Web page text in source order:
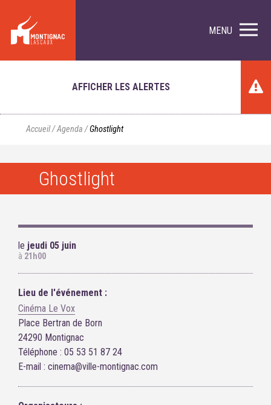
MENU
AFFICHER LES ALERTES
Accueil/Agenda /Ghostlight
Ghostlight
le jeudi 05 juin
à 21h00
Lieu de l'événement :
Cinéma Le Vox
Place Bertran de Born
24290 Montignac
Téléphone : 05 53 51 87 24
E-mail : cinema@ville-montignac.com